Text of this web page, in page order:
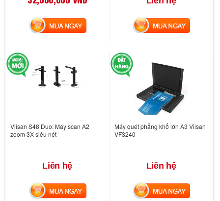
MUA NGAY MUA NGAY
Viisan S48 Duo: Máy scan A2
zoom 3X siêu nét
Liên hệ
MUA NGAY
Máy quét phẳng khổ lớn A3 Viisan
VF3240
Liên hệ
MUA NGAY